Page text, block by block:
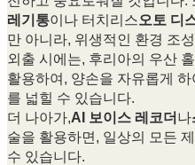
레기통이나 터치리스오토 디
만 아니라, 위생적인 환경 조
외출 시에는, 후리아의 우산
활용하여, 양손을 자유롭게
를 넓힐 수 있습니다.
더 나아가,AI 보이스 레코더 나
술을 활용하면, 일상의 모든
수 있습니다.